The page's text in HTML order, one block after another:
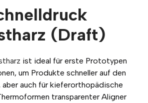
(Draft)
ist ideal für erste Prototypen
um Produkte schneller auf den
aber auch für kieferorthopädische
transparenter Aligner